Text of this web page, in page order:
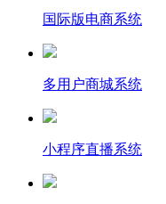
国际版电商系统
多用户商城系统
小程序直播系统